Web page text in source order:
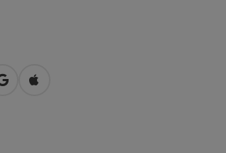
in Google Maps öffnen
in Apple Maps öffnen